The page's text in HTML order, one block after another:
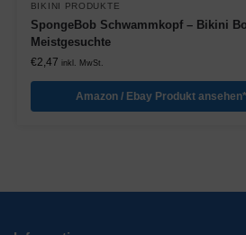
BIKINI PRODUKTE
SpongeBob Schwammkopf – Bikini
Meistgesuchte
€2,47 inkl. MwSt.
Amazon / Ebay Produkt ansehen*